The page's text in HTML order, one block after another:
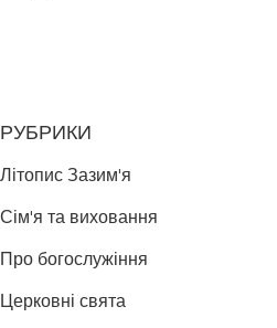
РУБРИКИ
Літопис Зазим'я
Сім'я та виховання
Про богослужіння
Церковні свята